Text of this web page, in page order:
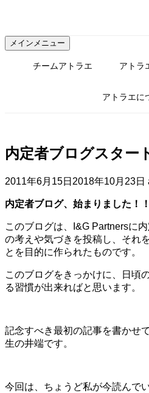
テ
ン
メインメニュー
チームアトラエ アトラ
アトラエに
内定者ブログスター
2011年6月15日 2018年10月23日
内定者ブログ、始まりました！！
このブログは、I&G Partnersに
の考えや気づきを投稿し、それ
とを目的に作られたものです。
このブログをきっかけに、日頃
る習慣が出来ればと思います。
記念すべき最初の記事を書かせ
生の井端です。
今回は、ちょうど私が今読んで